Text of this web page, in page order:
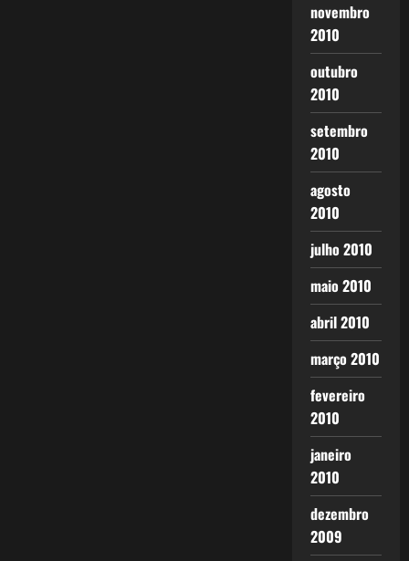
novembro
2010
outubro
2010
setembro
2010
agosto
2010
julho 2010
maio 2010
abril 2010
março 2010
fevereiro
2010
janeiro
2010
dezembro
2009